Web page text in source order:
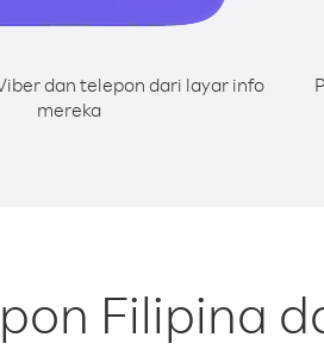
dan telepon dari layar info
mereka
Filipina